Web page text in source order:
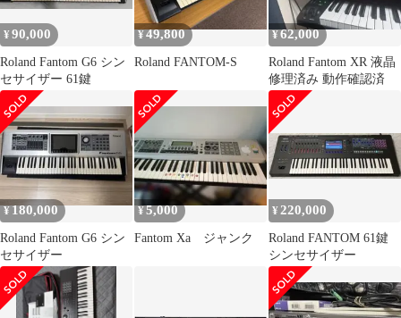
¥90,000
Roland Fantom G6 シン
セサイザー 61鍵
¥49,800
Roland FANTOM-S
¥62,000
Roland Fantom XR 液晶
修理済み 動作確認済
¥180,000
Roland Fantom G6 シン
セサイザー
¥5,000
Fantom Xa ジャンク
¥ 220,000
Roland FANTOM 61鍵
シンセサイザー